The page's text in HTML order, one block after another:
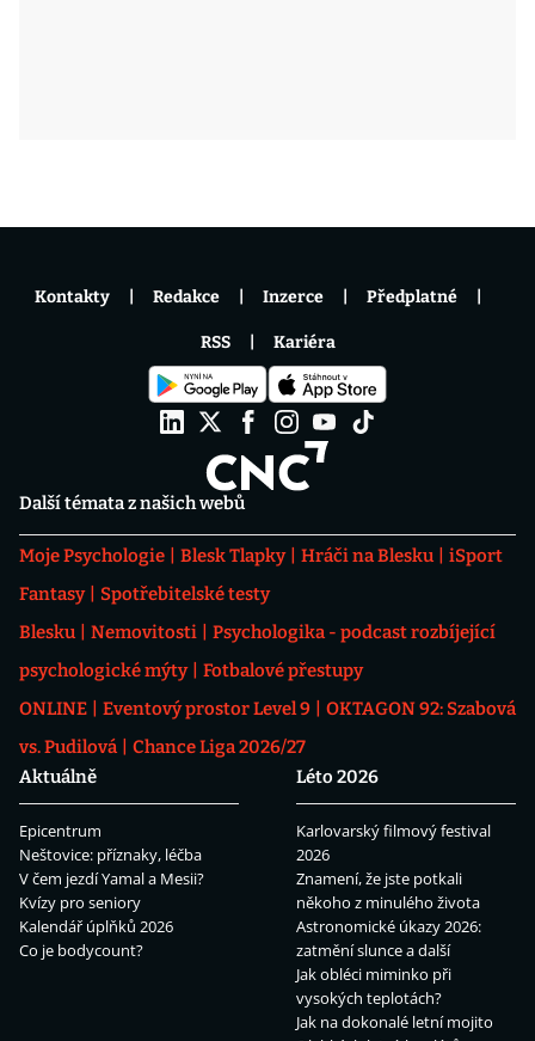
Další témata z našich webů
Moje Psychologie Blesk Tlapky Hráči na Blesku
iSport
Fantasy
Spotřebitelské testy
Blesku
Nemovitosti
Psychologika - podcast rozbíjející
psychologické mýty
Fotbalové přestupy
ONLINE
Eventový prostor Level 9
OKTAGON 92: Szabová
vs. Pudilová
Chance Liga 2026/27
Aktuálně
Epicentrum
Neštovice: příznaky, léčba
V čem jezdí Yamal a Mesii?
Kvízy pro seniory
Kalendář úplňků 2026
Co je bodycount?
Léto 2026
Karlovarský filmový festival
2026
Znamení, že jste potkali
někoho z minulého života
Astronomické úkazy 2026:
zatmění slunce a další
Jak obléci miminko při
vysokých teplotách?
Jak na dokonalé letní mojito
Kontakty Redakce Inzerce Předplatné
RSS Kariéra